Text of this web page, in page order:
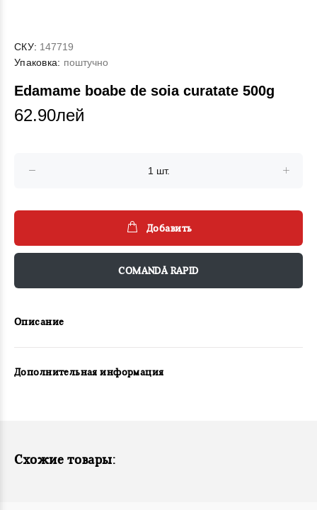
СКУ: 147719
Упаковка: поштучно
Edamame boabe de soia curatate 500g
62.90лей
Добавить
COMANDĂ RAPID
Описание
Дополнительная информация
Схожие товары: